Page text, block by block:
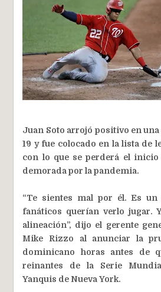
Juan Soto arrojó positivo en
19 y fue colocado en la lista de
con lo que se perderá el inicio
demorada por la pandemia.
“Te sientes mal por él. Es
fanáticos querían verlo jugar.
alineación”, dijo el gerente
Mike Rizzo al anunciar la
dominicano horas antes de
reinantes de la Serie
Yanquis de Nueva York.